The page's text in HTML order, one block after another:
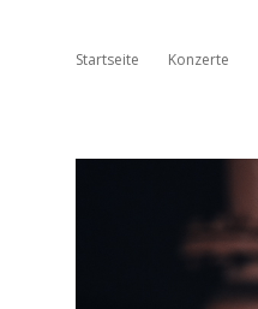
Startseite Konzerte
Ambros